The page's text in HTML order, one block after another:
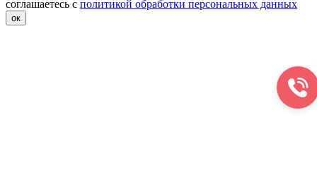
соглашаетесь с политикой обработки персональных данных
ок